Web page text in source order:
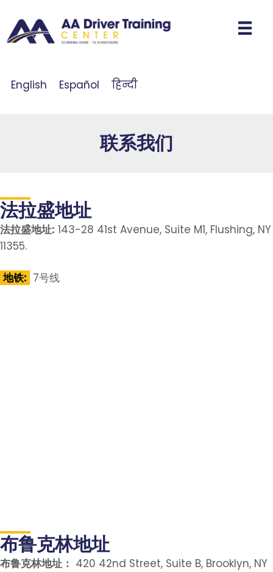
English Español हिन्दी
联系我们
法拉盛地址
法拉盛地址: 143-28 41st Avenue, Suite M1, Flushing, NY
11355.
地铁: 7号线
布鲁克林地址
布鲁克林地址： 420 42nd Street, Suite B, Brooklyn, NY